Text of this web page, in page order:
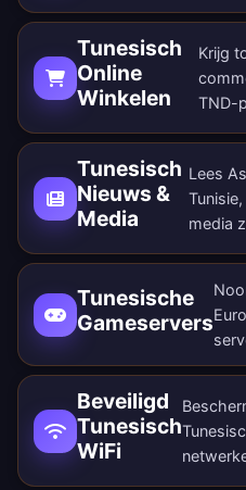
Tunesisch
Online
Winkelen
Krijg
TND-
Tunesisch
Nieuws &
Media
Lees
media
Tunesische
Gameservers
Beveiligd
Tunesisch
WiFi